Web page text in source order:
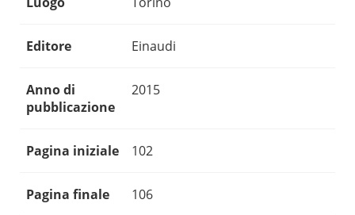
Editore Einaudi
Anno di
pubblicazione
2015
Pagina iniziale 102
Pagina finale 106